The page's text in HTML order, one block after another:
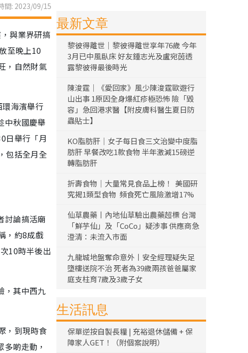
間: 2023/09/15
與業界研搞
至晚上10
，自然財氣
海濱舉行
中秋國慶舉
日舉行「月
包括全月全
討論搞活廟
，約8成戲
10時半後出
，其中西九
，到現時食
啲走動，
最新文章
黎彼得離世｜黎彼得離世享年76歲 今年
3月已中風臥床 好友鍾志光及盧宛茵透
露黎彼得最後時光
陳浚霆｜《愛回家》風少陳浚霆歐遊行
山出事 1原因全身爆紅疹極恐怖 險「毀
容」急回港求醫【附皮膚科醫生夏日防
蟲貼士】
KO脂肪肝｜女子每日食三文治變中度脂
肪肝 早餐改吃1款食物 半年激減15磅逆
轉脂肪肝
折壽食物｜大量常見食品上榜！ 美國研
究揭1類型食物 頻食死亡風險激增17%
仙草農藥丨內地仙草驗出農藥超標 台灣
「鮮芋仙」及「CoCo」疑涉事 供應商急
澄清：未流入市面
九龍城地盤奪命意外丨安全經理疑失足
墮樓送院不治 死者為39歲兩孩爸爸屬家
庭支柱育7歲及3歲子女
生活訊息
保單逆按自製長糧 | 充裕退休儲備 + 保
障家人GET！（附個案說明）